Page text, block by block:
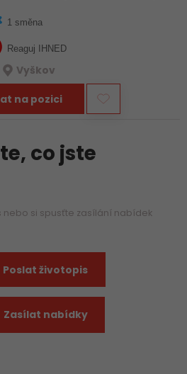
1 směna
Reaguj IHNED
Vyškov
na pozici
co jste
nebo si spusťte zasílání nabídek
Poslat životopis
Zasílat nabídky